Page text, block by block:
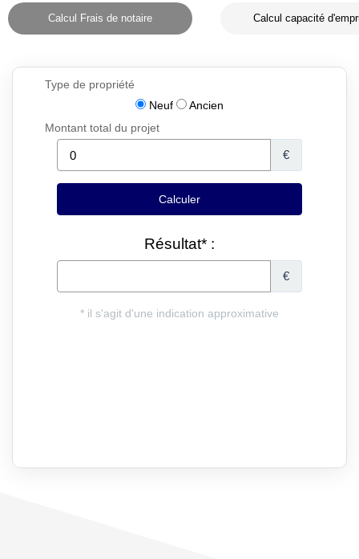
Calcul Frais de notaire Calcul capacité